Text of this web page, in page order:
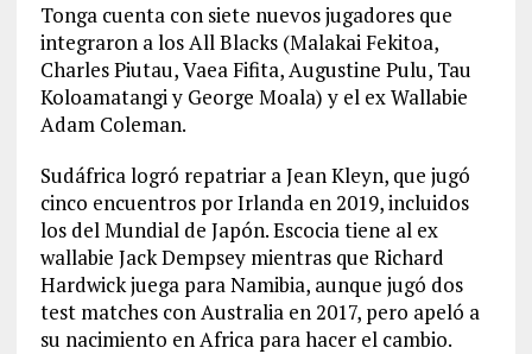
Tonga cuenta con siete nuevos jugadores que
integraron a los All Blacks (Malakai Fekitoa,
Charles Piutau, Vaea Fifita, Augustine Pulu, Tau
Koloamatangi y George Moala) y el ex Wallabie
Adam Coleman.
Sudáfrica logró repatriar a Jean Kleyn, que jugó
cinco encuentros por Irlanda en 2019, incluidos
los del Mundial de Japón. Escocia tiene al ex
wallabie Jack Dempsey mientras que Richard
Hardwick juega para Namibia, aunque jugó dos
test matches con Australia en 2017, pero apeló a
su nacimiento en Africa para hacer el cambio.